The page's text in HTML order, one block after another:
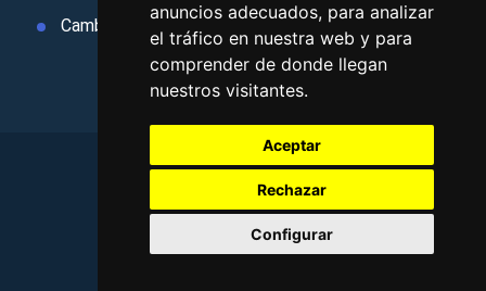
anuncios adecuados, para analizar
el tráfico en nuestra web y para
comprender de donde llegan
nuestros visitantes.
Aceptar
Rechazar
Configurar
Cambiar preferencias de cookies
Area privada
Contacto